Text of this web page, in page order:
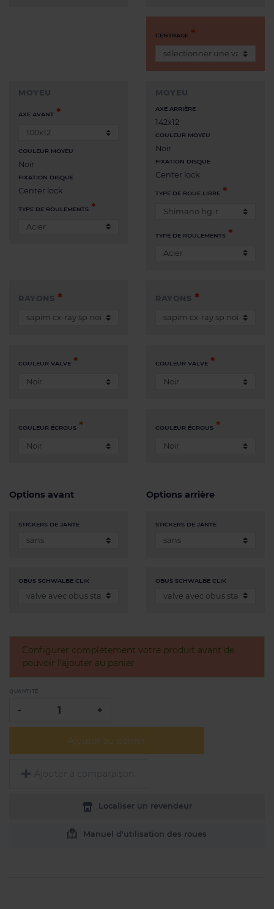
MOYEU
AXE AVANT
COULEUR MOYEU
Noir
FIXATION DISQUE
Center lock
TYPE DE ROULEMENTS
RAYONS
COULEUR VALVE
COULEUR ÉCROUS
CENTRAGE
MOYEU
AXE ARRIÈRE
142x12
COULEUR MOYEU
Noir
FIXATION DISQUE
Center lock
TYPE DE ROUE LIBRE
TYPE DE ROULEMENTS
RAYONS
COULEUR VALVE
COULEUR ÉCROUS
Options avant
STICKERS DE JANTE
OBUS SCHWALBE CLIK
Options arrière
STICKERS DE JANTE
OBUS SCHWALBE CLIK
Configurer complètement votre produit avant de
pouvoir l'ajouter au panier
QUANTITÉ
- +
Ajouter au panier
Ajouter à comparaison
Localiser un revendeur
Manuel d'utilisation des roues